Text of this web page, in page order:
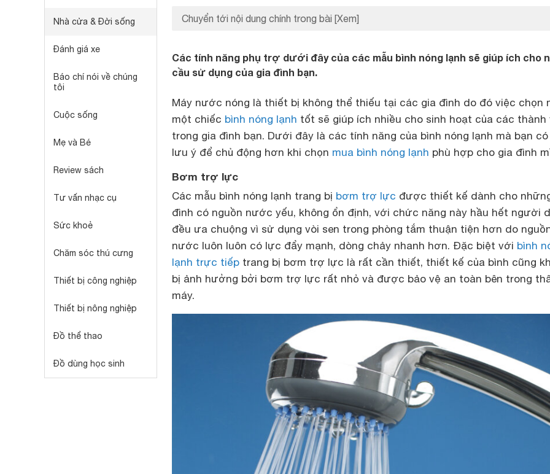
Nhà cửa & Đời sống
Đánh giá xe
Báo chí nói về chúng
tôi
Cuộc sống
Mẹ và Bé
Review sách
Tư vấn nhạc cụ
Sức khoẻ
Chăm sóc thú cưng
Thiết bị công nghiệp
Thiết bị nông nghiệp
Đồ thể thao
Đồ dùng học sinh
Chuyển tới nội dung chính trong bài [Xem]
Các tính năng phụ trợ dưới đây của các mẫu bình nóng lạnh sẽ giúp ích cho
cầu sử dụng của gia đình bạn.
Máy nước nóng là thiết bị không thể thiếu tại các gia đình do đó việc chọn
một chiếc bình nóng lạnh tốt sẽ giúp ích nhiều cho sinh hoạt của các thành
trong gia đình bạn. Dưới đây là các tính năng của bình nóng lạnh mà bạn
lưu ý để chủ động hơn khi chọn mua bình nóng lạnh phù hợp cho gia đình
Bơm trợ lực
Các mẫu bình nóng lạnh trang bị bơm trợ lực được thiết kế dành cho
đình có nguồn nước yếu, không ổn định, với chức năng này hầu hết người
đều ưa chuộng vì sử dụng vòi sen trong phòng tắm thuận tiện hơn do
nước luôn luôn có lực đẩy mạnh, dòng chảy nhanh hơn. Đặc biệt với bình
lạnh trực tiếp trang bị bơm trợ lực là rất cần thiết, thiết kế của bình cũng
bị ảnh hưởng bởi bơm trợ lực rất nhỏ và được bảo vệ an toàn bên trong
máy.